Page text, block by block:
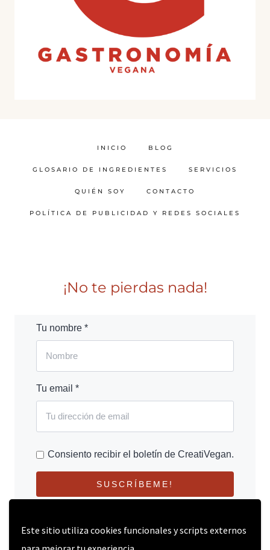
Este sitio utiliza cookies funcionales y scripts externos
INICIO BLOG
GLOSARIO DE INGREDIENTES SERVICIOS
QUIÉN SOY CONTACTO
POLÍTICA DE PUBLICIDAD Y REDES SOCIALES
¡No te pierdas nada!
Tu nombre *
Tu email *
Consiento recibir el boletín de CreatiVegan.
SUSCRÍBEME!